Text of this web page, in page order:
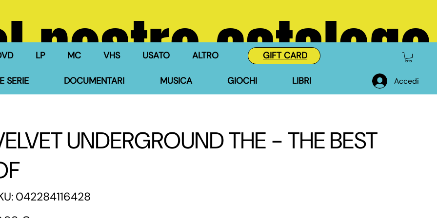
LP MC VHS USATO ALTRO
SERIE DOCUMENTARI MUSICA GIOCHI LIBRI
GIFT CARD
Accedi
nostro catalogo
UNDERGROUND THE - THE BEST
SKU
042284116428
042284116428